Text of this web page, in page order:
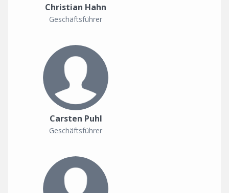
Christian Hahn
Geschäftsführer
Carsten Puhl
Geschäftsführer